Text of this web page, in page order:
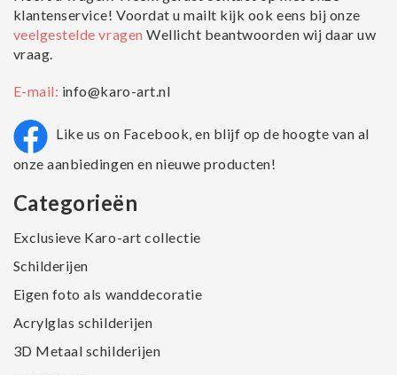
klantenservice! Voordat u mailt kijk ook eens bij onze
veelgestelde vragenWellicht beantwoorden wij daar uw
vraag.
E-mail: info@karo-art.nl
Like us on Facebook, en blijf op de hoogte van al
onze aanbiedingen en nieuwe producten!
Categorieën
Exclusieve Karo-art collectie
Schilderijen
Eigen foto als wanddecoratie
Acrylglas schilderijen
3D Metaal schilderijen